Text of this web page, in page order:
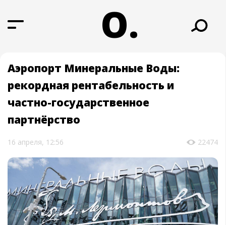
О.
Аэропорт Минеральные Воды:
рекордная рентабельность и
частно-государственное
партнёрство
16 апреля, 12:56 22474